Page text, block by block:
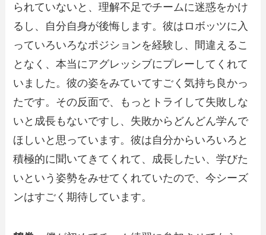
られていないと、理解不足でチームに迷惑をかけ
るし、自分自身が後悔します。彼はロボッツに入
っていろいろなポジションを経験し、間違えるこ
となく、本当にアグレッシブにプレーしてくれて
いました。彼の姿をみていてすごく気持ち良かっ
たです。その反面で、もっとトライして失敗しな
いと成長もないですし、失敗からどんどん学んで
ほしいと思っています。彼は自分からいろいろと
積極的に聞いてきてくれて、成長したい、学びた
いという姿勢をみせてくれていたので、今シーズ
ンはすごく期待しています。